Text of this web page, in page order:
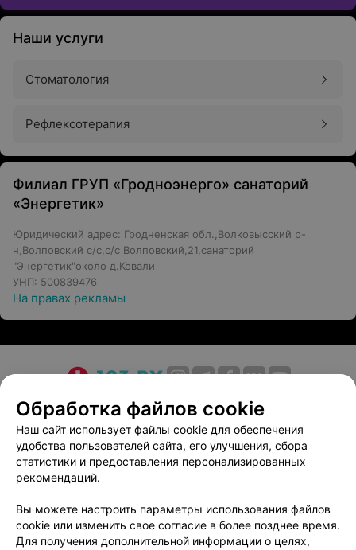
Наши услуги
Стоматология
Рефлексотерапия
Филиал ГРУП «Гродноэнерго» санаторий
«Энергетик»
Юридический адрес: Гродненская обл.,Волковысский р-
н,Волповский с/с,с/с Волповский,21,санаторий
"Энергетик"около д.Ковали
УНП: 500839476
На правах рекламы
О проекте Новости проекта
Размещение рекламы
Медицинский маркетинг
Публичный договор
Пользовательское соглашение
Способы оплаты
Вакансии
Партнеры
Написать в поддержку
Персональные настройки cookie
Обработка файлов cookie
Наш сайт использует файлы cookie для обеспечения
удобства пользователей сайта, его улучшения, сбора
статистики и предоставления персонализированных
рекомендаций.
Вы можете настроить параметры использования файлов
cookie или изменить свое согласие в более позднее время.
Для получения дополнительной информации о целях,